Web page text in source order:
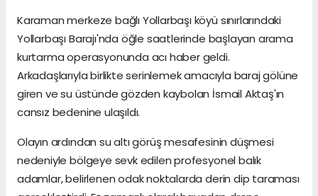
Karaman merkeze bağlı Yollarbaşı köyü sınırlarındaki
Yollarbaşı Barajı'nda öğle saatlerinde başlayan arama
kurtarma operasyonunda acı haber geldi.
Arkadaşlarıyla birlikte serinlemek amacıyla baraj gölüne
giren ve su üstünde gözden kaybolan İsmail Aktaş'ın
cansız bedenine ulaşıldı.
Olayın ardından su altı görüş mesafesinin düşmesi
nedeniyle bölgeye sevk edilen profesyonel balık
adamlar, belirlenen odak noktalarda derin dip taraması